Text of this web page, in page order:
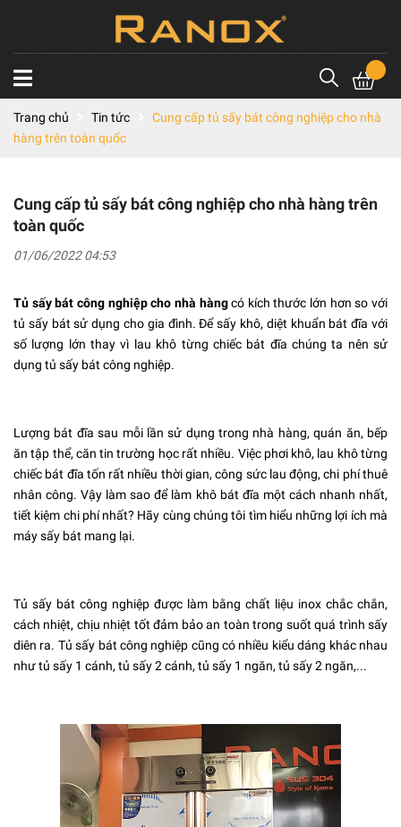
Trang chủ Tin tức
Cung cấp tủ sấy bát công nghiệp cho nhà
hàng trên toàn quốc
Cung cấp tủ sấy bát công nghiệp cho nhà hàng trên
toàn quốc
01/06/2022 04:53
Tủ sấy bát công nghiệp cho nhà hàngcó kích thước lớn hơn so với
tủ sấy bát sử dụng cho gia đình. Để sấy khô, diệt khuẩn bát đĩa với
số lượng lớn thay vì lau khô từng chiếc bát đĩa chúng ta nên sử
dụng tủ sấy bát công nghiệp.
Lượng bát đĩa sau mỗi lần sử dụng trong nhà hàng, quán ăn, bếp
ăn tập thể, căn tin trường học rất nhiều. Việc phơi khô, lau khô từng
chiếc bát đĩa tốn rất nhiều thời gian, công sức lau động, chi phí thuê
nhân công. Vậy làm sao để làm khô bát đĩa một cách nhanh nhất,
tiết kiệm chi phí nhất? Hãy cùng chúng tôi tìm hiểu những lợi ích mà
máy sấy bát mang lại.
Tủ sấy bát công nghiệp được làm bằng chất liệu inox chắc chắn,
cách nhiệt, chịu nhiệt tốt đảm bảo an toàn trong suốt quá trình sấy
diên ra. Tủ sấy bát công nghiệp cũng có nhiều kiểu dáng khác nhau
như tủ sấy 1 cánh, tủ sấy 2 cánh, tủ sấy 1 ngăn, tủ sấy 2 ngăn,...